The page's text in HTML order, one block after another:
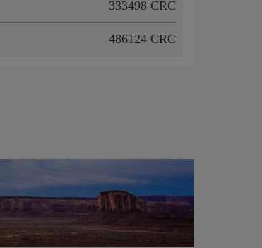
333498 CRC
486124 CRC